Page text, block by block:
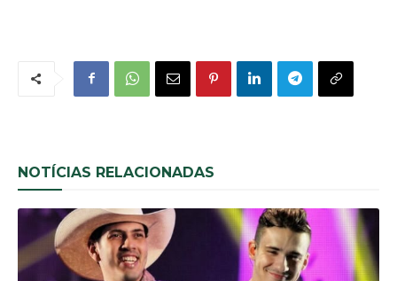
NOTÍCIAS RELACIONADAS